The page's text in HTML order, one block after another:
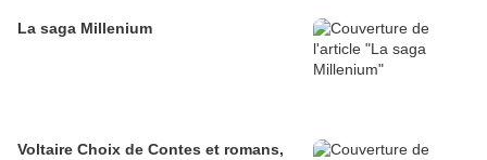
La saga Millenium
Voltaire Choix de Contes et romans,